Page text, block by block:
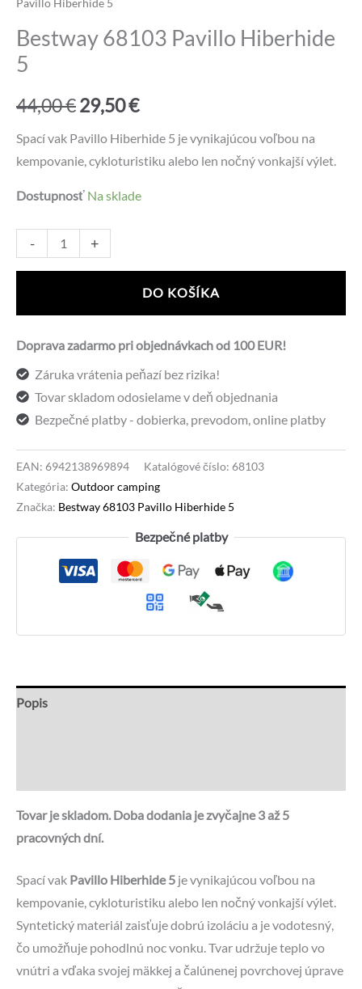
Pavillo Hiberhide 5
Bestway 68103 Pavillo Hiberhide
5
44,00€Pôvodná
cena
bola:
29,50€Aktuálna
cena
Spací vak Pavillo Hiberhide 5 je vynikajúcou voľbou na
kempovanie, cykloturistiku alebo len nočný vonkajší výlet.
Dostupnosť Na sklade
-
množstvo
Bestway
5
+
DO KOŠÍKA
Doprava zadarmo pri objednávkach od 100 EUR!
Záruka vrátenia peňazí bez rizika!
Tovar skladom odosielame v deň objednania
Bezpečné platby - dobierka, prevodom, online platby
EAN: 6942138969894 Katalógové číslo: 68103
Kategória: Outdoor camping
Značka: Bestway 68103 Pavillo Hiberhide 5
Bezpečné platby
Popis
Tovar je skladom. Doba dodania je zvyčajne 3 až 5
pracovných dní.
Spací vak Pavillo Hiberhide 5 je vynikajúcou voľbou na
kempovanie, cykloturistiku alebo len nočný vonkajší výlet.
Syntetický materiál zaisťuje dobrú izoláciu a je vodotesný,
čo umožňuje pohodlnú noc vonku. Tvar udržuje teplo vo
vnútri a vďaka svojej mäkkej a čalúnenej povrchovej úprave